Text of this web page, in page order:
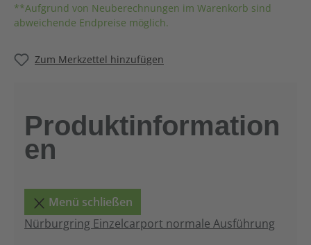
**Aufgrund von Neuberechnungen im Warenkorb sind
abweichende Endpreise möglich.
Zum Merkzettel hinzufügen
Produktinformation
en
Menü schließen
Nürburgring Einzelcarport normale Ausführung